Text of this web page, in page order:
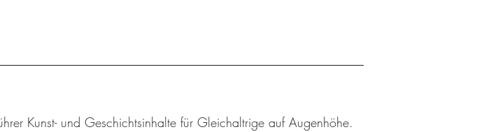
Kunst- und Geschichtsinhalte für Gleichaltrige auf Augenhöhe.